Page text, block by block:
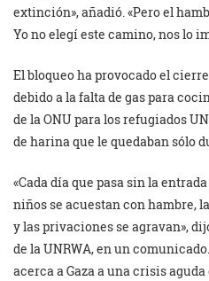
extinción», añadió. «Pero el
Yo no elegí este camino, nos lo
El bloqueo ha provocado el
debido a la falta de gas para
de la ONU para los refugiados
de harina que le quedaban sólo
«Cada día que pasa sin la
niños se acuestan con hambre,
y las privaciones se agravan»,
de la UNRWA, en un
acerca a Gaza a una crisis aguda